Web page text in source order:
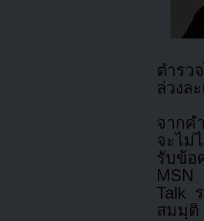
ตำรว
ล่วงล
จากค
จะไม่
รับข้อ
MSN
Talk
สมมุติ